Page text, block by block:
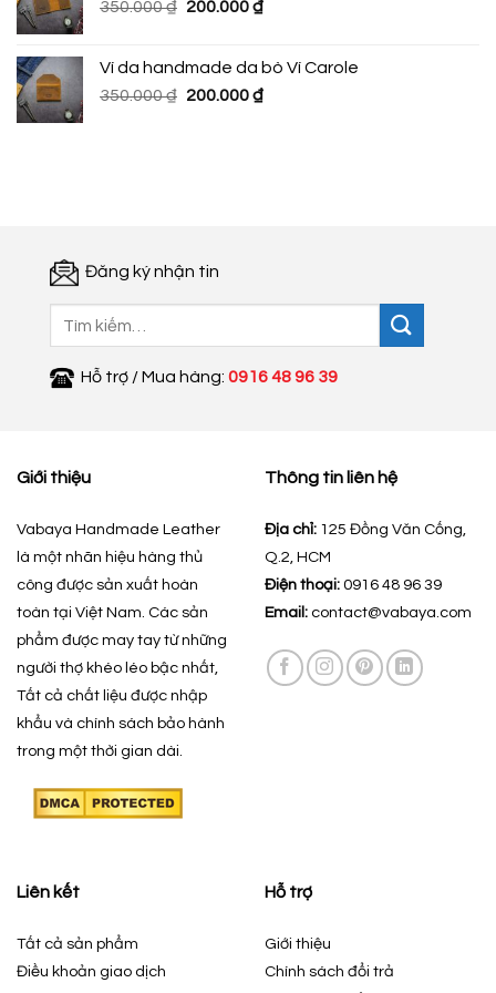
385.000 ₫.
350.000₫ Giá
350.000 ₫.
200.000₫Giá
là:
200.000 ₫.
Ví da handmade da bò Ví Carole
350.000₫ Giá
200.000₫Giá
Đăng ký nhận tin
Hỗ trợ / Mua hàng: 0916 48 96 39
Giới thiệu
Vabaya Handmade Leather
là một nhãn hiệu hàng thủ
công được sản xuất hoàn
toàn tại Việt Nam. Các sản
phẩm được may tay từ những
người thợ khéo léo bậc nhất,
Tất cả chất liệu được nhập
khẩu và chính sách bảo hành
trong một thời gian dài.
Thông tin liên hệ
Địa chỉ: 125 Đồng Văn Cống,
Q.2, HCM
Điện thoại: 0916 48 96 39
Email: contact@vabaya.com
Liên kết
Tất cả sản phẩm
Điều khoản giao dịch
Hỗ trợ
Giới thiệu
Chính sách đổi trả